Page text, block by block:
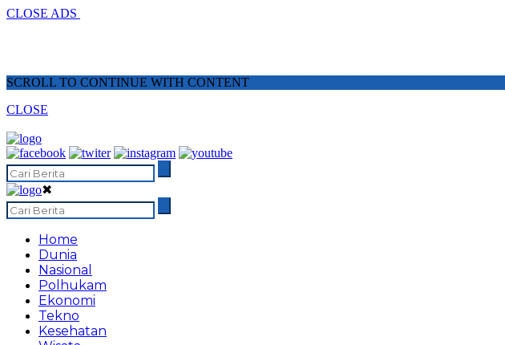
CLOSE ADS
SCROLL TO CONTINUE WITH CONTENT
CLOSE
✖
Home
Dunia
Nasional
Polhukam
Ekonomi
Tekno
Kesehatan